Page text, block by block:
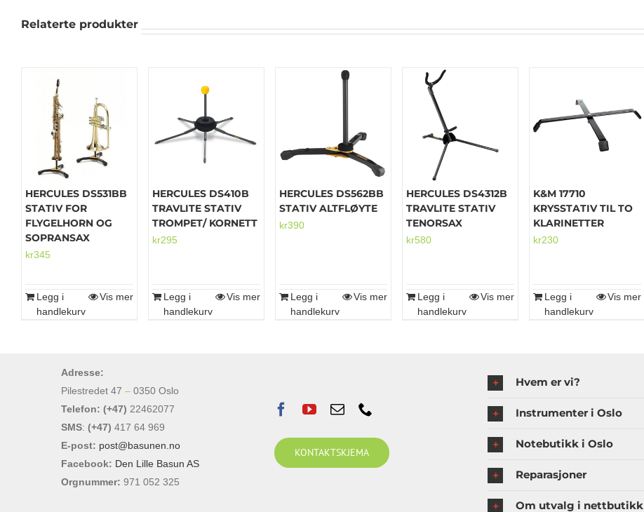
Relaterte produkter
HERCULES DS531BB
STATIV FOR
FLYGELHORN OG
SOPRANSAX
kr345
Legg i
handlekurv
Vis mer
HERCULES DS410B
TRAVLITE STATIV
TROMPET/ KORNETT
kr295
Legg i
handlekurv
Vis mer
HERCULES DS562BB
STATIV ALTFLØYTE
kr390
Legg i
handlekurv
Vis mer
HERCULES DS4312B
TRAVLITE STATIV
TENORSAX
kr580
Legg i
handlekurv
Vis mer
K&M 17710
KRYSSTATIV TIL TO
KLARINETTER
kr230
Legg i
handlekurv
Vis mer
Adresse:
Pilestredet 47 – 0350 Oslo
Telefon: (+47) 22462077
SMS: (+47) 417 64 969
E-post: post@basunen.no
Facebook: Den Lille Basun AS
Orgnummer: 971 052 325
KONTAKTSKJEMA
Hvem er vi?
Instrumenter i Oslo
Notebutikk i Oslo
Reparasjoner
Om utvalg i nettbutikk